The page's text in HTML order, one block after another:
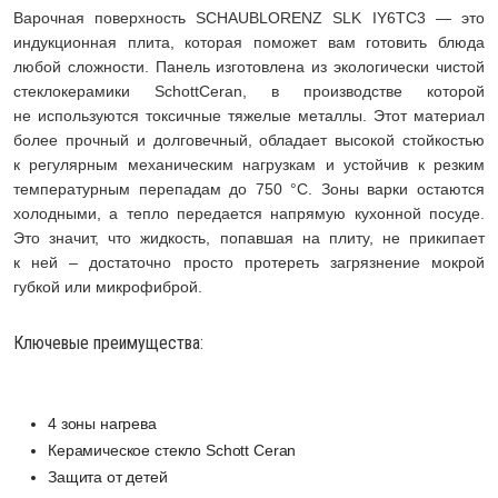
Варочная поверхность SCHAUBLORENZ SLK IY6TC3 — это
индукционная плита, которая поможет вам готовить блюда
любой сложности. Панель изготовлена из экологически чистой
стеклокерамики SchottCeran, в производстве которой
не используются токсичные тяжелые металлы. Этот материал
более прочный и долговечный, обладает высокой стойкостью
к регулярным механическим нагрузкам и устойчив к резким
температурным перепадам до 750 °C. Зоны варки остаются
холодными, а тепло передается напрямую кухонной посуде.
Это значит, что жидкость, попавшая на плиту, не прикипает
к ней – достаточно просто протереть загрязнение мокрой
губкой или микрофиброй.
Ключевые преимущества:
4 зоны нагрева
Керамическое стекло Schott Ceran
Защита от детей